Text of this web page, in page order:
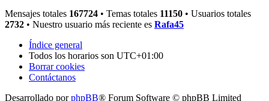
Mensajes totales 167724 • Temas totales 11150 • Usuarios totales
2732 • Nuestro usuario más reciente es Rafa45
Índice general
Todos los horarios son UTC+01:00
Borrar cookies
Contáctanos
Desarrollado porphpBB® Forum Software © phpBB Limited